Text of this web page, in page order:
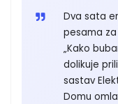
Dva sata
pesama
„Kako
dolikuje
sastav
Domu